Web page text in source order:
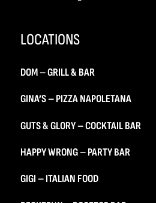
LOCATIONS
DOM – GRILL & BAR
GINA’S – PIZZA NAPOLETANA
GUTS & GLORY – COCKTAIL BAR
HAPPY WRONG – PARTY BAR
GIGI – ITALIAN FOOD